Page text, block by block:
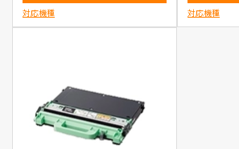
対応機種 対応機種